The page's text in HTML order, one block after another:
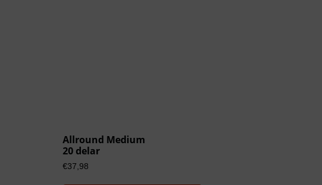
Allround Medium
20 delar
€37,98